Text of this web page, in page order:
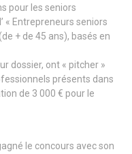
pour les seniors
« Entrepreneurs seniors
+ de 45 ans), basés en
dossier, ont « pitcher »
présents dans
de 3 000 € pour le
le concours avec son